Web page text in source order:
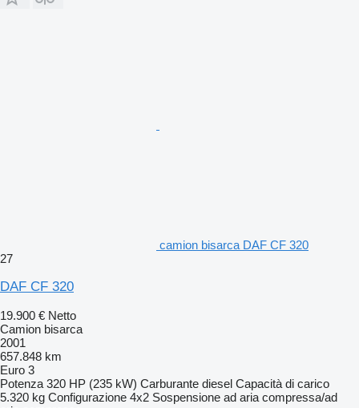
camion bisarca DAF CF 320
27
DAF CF 320
19.900 € Netto
Camion bisarca
2001
657.848 km
Euro 3
Potenza 320 HP (235 kW) Carburante diesel Capacità di carico
5.320 kg Configurazione 4x2 Sospensione ad aria compressa/ad